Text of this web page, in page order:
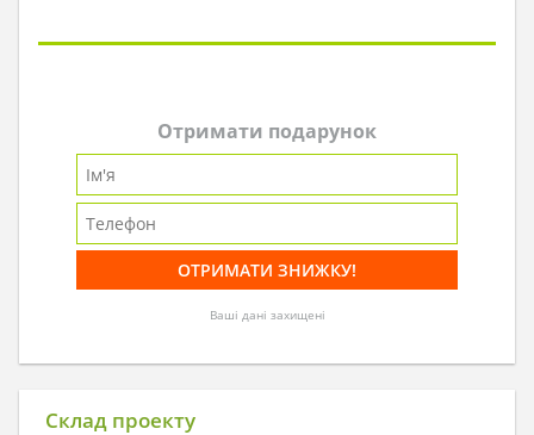
Отримати подарунок
Ваші дані захищені
Склад проекту